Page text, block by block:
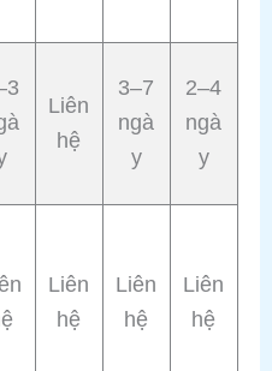
Liên
hệ
3–7
ngà
y
2–4
ngà
y
Liên
hệ
Liên
hệ
Liên
hệ